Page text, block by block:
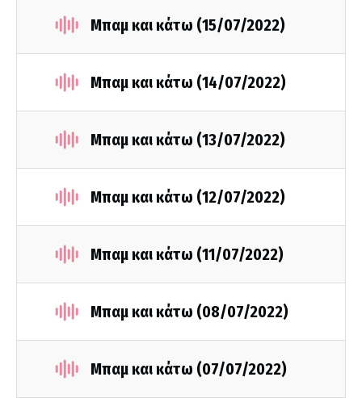
Μπαμ και κάτω (15/07/2022)
Μπαμ και κάτω (14/07/2022)
Μπαμ και κάτω (13/07/2022)
Μπαμ και κάτω (12/07/2022)
Μπαμ και κάτω (11/07/2022)
Μπαμ και κάτω (08/07/2022)
Μπαμ και κάτω (07/07/2022)